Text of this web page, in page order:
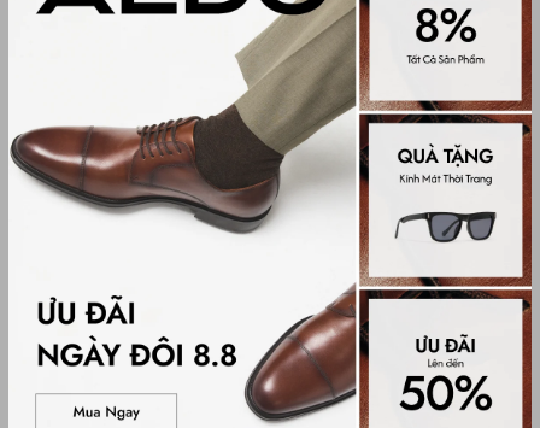
BA LÔ NỮ NERIAH
Women Backpacks
1,225,000₫ 1,750,000₫
No Size